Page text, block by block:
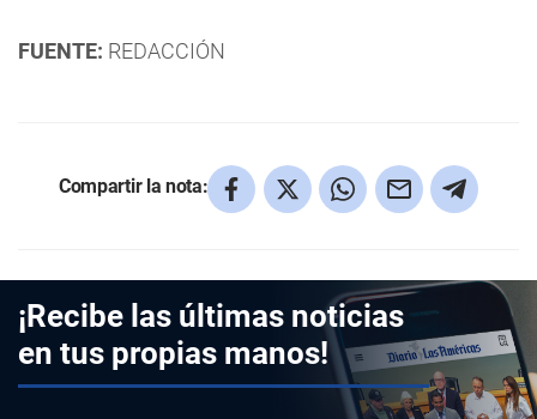
FUENTE: REDACCIÓN
Compartir la nota:
¡Recibe las últimas noticias
en tus propias manos!